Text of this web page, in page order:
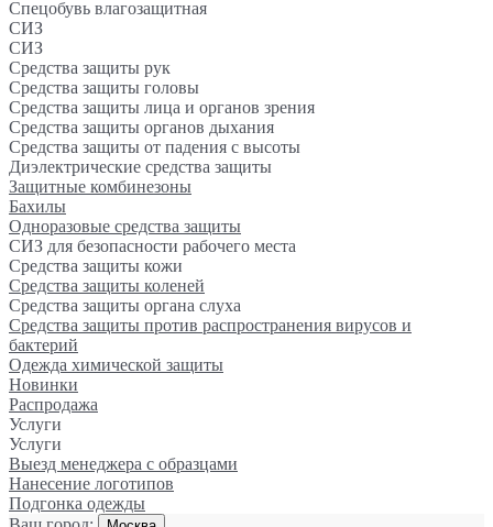
Спецобувь влагозащитная
СИЗ
СИЗ
Средства защиты рук
Средства защиты головы
Средства защиты лица и органов зрения
Средства защиты органов дыхания
Средства защиты от падения с высоты
Диэлектрические средства защиты
Защитные комбинезоны
Бахилы
Одноразовые средства защиты
СИЗ для безопасности рабочего места
Средства защиты кожи
Средства защиты коленей
Средства защиты органа слуха
Средства защиты против распространения вирусов и
бактерий
Одежда химической защиты
Новинки
Распродажа
Услуги
Услуги
Выезд менеджера с образцами
Нанесение логотипов
Подгонка одежды